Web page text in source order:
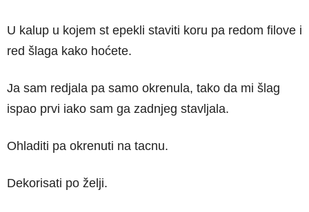
U kalup u kojem st epekli staviti koru pa redom filove i
red šlaga kako hoćete.
Ja sam redjala pa samo okrenula, tako da mi šlag
ispao prvi iako sam ga zadnjeg stavljala.
Ohladiti pa okrenuti na tacnu.
Dekorisati po želji.